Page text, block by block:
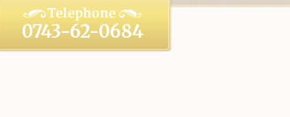
0743-62-0684